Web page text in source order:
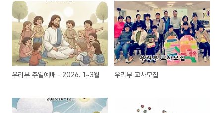
우리부 주일예배 - 2026. 1~3월 우리부 교사모집